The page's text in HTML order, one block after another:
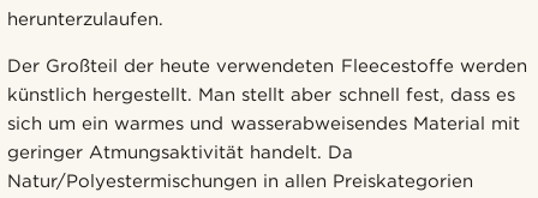
herunterzulaufen.
Der Großteil der heute verwendeten Fleecestoffe werden
künstlich hergestellt. Man stellt aber schnell fest, dass es
sich um ein warmes und wasserabweisendes Material mit
geringer Atmungsaktivität handelt. Da
Natur/Polyestermischungen in allen Preiskategorien